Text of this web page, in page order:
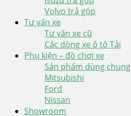
Volvo trả góp
Tư vấn xe
Tư vấn xe cũ
Các dòng xe ô tô Tải
Phụ kiện – đồ chơi xe
Sản phẩm dùng chung
Mitsubishi
Ford
Nissan
Showroom